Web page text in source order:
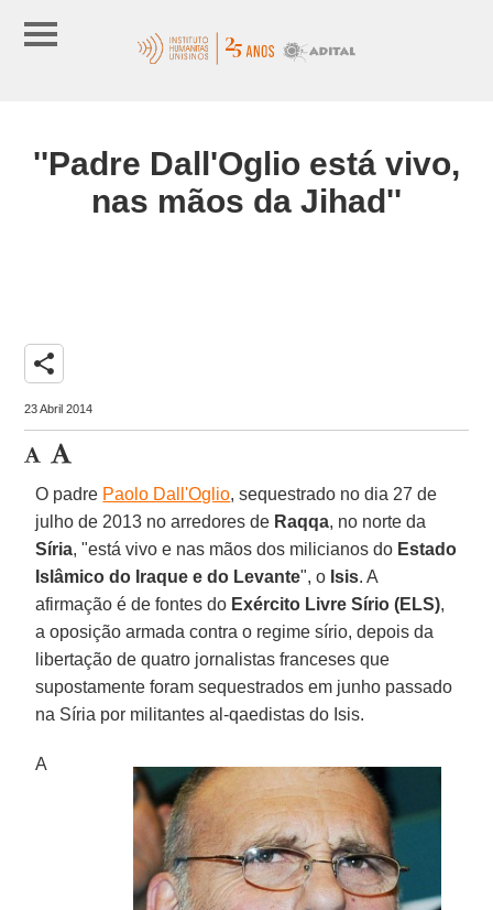
''Padre Dall'Oglio está vivo,
nas mãos da Jihad''
share
23 Abril 2014
O padre Paolo Dall'Oglio, sequestrado no dia 27 de
julho de 2013 no arredores de Raqqa, no norte da
Síria, "está vivo e nas mãos dos milicianos do Estado
Islâmico do Iraque e do Levante", o Isis. A
afirmação é de fontes do Exército Livre Sírio (ELS),
a oposição armada contra o regime sírio, depois da
libertação de quatro jornalistas franceses que
supostamente foram sequestrados em junho passado
na Síria por militantes al-qaedistas do Isis.
A